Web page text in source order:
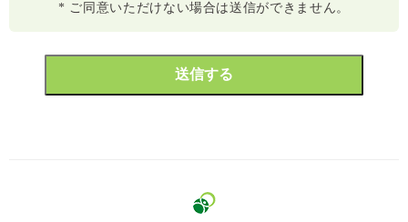
* ご同意いただけない場合は送信ができません。